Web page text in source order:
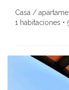
Casa /
1 habitaciones •